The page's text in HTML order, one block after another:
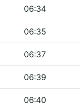
06:34
06:35
06:37
06:39
06:40